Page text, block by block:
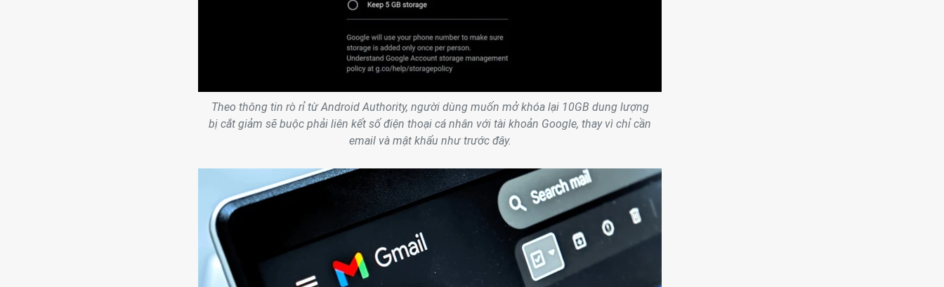
Theo thông tin rò rỉ từ Android Authority, người dùng muốn mở khóa lại 10GB dung lượng
bị cắt giảm sẽ buộc phải liên kết số điện thoại cá nhân với tài khoản Google, thay vì chỉ cần
email và mật khẩu như trước đây.